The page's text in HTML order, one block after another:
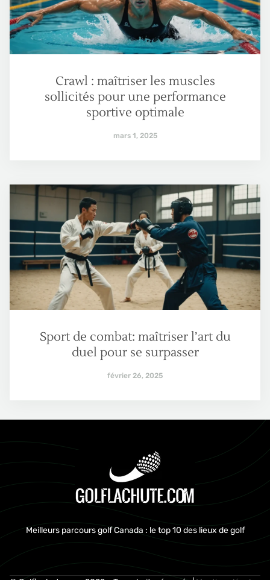
Crawl : maîtriser les muscles
sollicités pour une performance
sportive optimale
mars 1, 2025
Sport de combat: maîtriser l’art du
duel pour se surpasser
février 26, 2025
Meilleurs parcours golf Canada : le top 10 des lieux de golf